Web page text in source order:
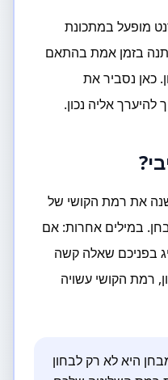
מופעל במתכונת
בזמן אמת בהתאם
כאן נסביר את
להיערך אליה נכון.
את רמת הקושי של
במילים אחרות: אם
בפניכם שאלה קשה
רמת הקושי עשויה
היא לא רק לבחון